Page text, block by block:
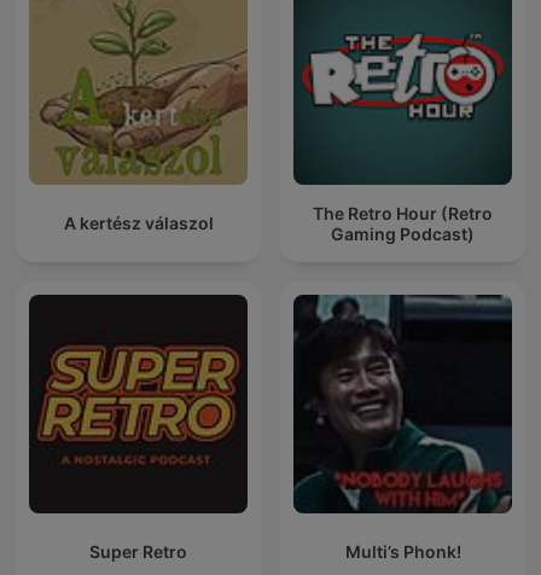
A kertész válaszol
The Retro Hour (Retro
Gaming Podcast)
Super Retro Multi’s Phonk!